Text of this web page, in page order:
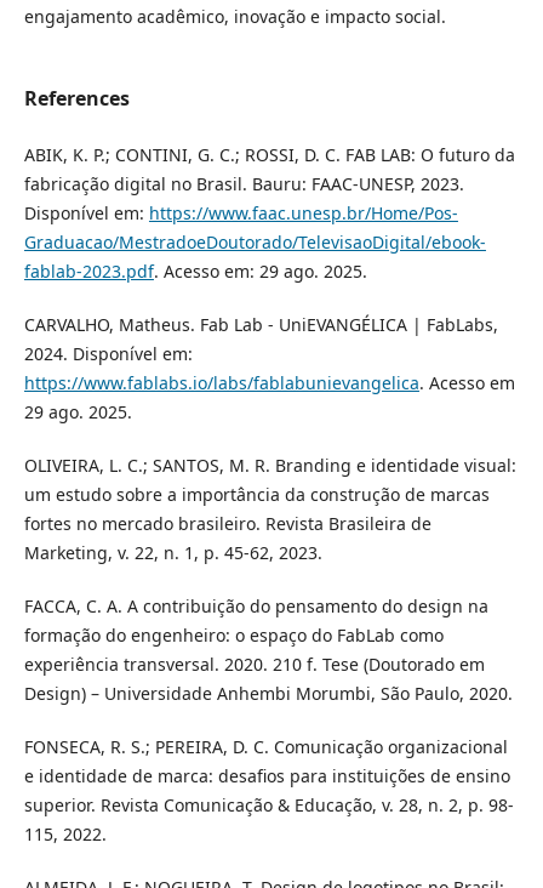
engajamento acadêmico, inovação e impacto social.
References
ABIK, K. P.; CONTINI, G. C.; ROSSI, D. C. FAB LAB: O futuro da
fabricação digital no Brasil. Bauru: FAAC-UNESP, 2023.
Disponível em: https://www.faac.unesp.br/Home/Pos-
Graduacao/MestradoeDoutorado/TelevisaoDigital/ebook-
fablab-2023.pdf. Acesso em: 29 ago. 2025.
CARVALHO, Matheus. Fab Lab - UniEVANGÉLICA | FabLabs,
2024. Disponível em:
https://www.fablabs.io/labs/fablabunievangelica. Acesso em
29 ago. 2025.
OLIVEIRA, L. C.; SANTOS, M. R. Branding e identidade visual:
um estudo sobre a importância da construção de marcas
fortes no mercado brasileiro. Revista Brasileira de
Marketing, v. 22, n. 1, p. 45-62, 2023.
FACCA, C. A. A contribuição do pensamento do design na
formação do engenheiro: o espaço do FabLab como
experiência transversal. 2020. 210 f. Tese (Doutorado em
Design) – Universidade Anhembi Morumbi, São Paulo, 2020.
FONSECA, R. S.; PEREIRA, D. C. Comunicação organizacional
e identidade de marca: desafios para instituições de ensino
superior. Revista Comunicação & Educação, v. 28, n. 2, p. 98-
115, 2022.